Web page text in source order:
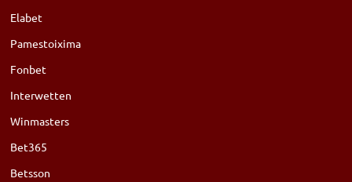
Elabet
Pamestoixima
Fonbet
Interwetten
Winmasters
Bet365
Betsson